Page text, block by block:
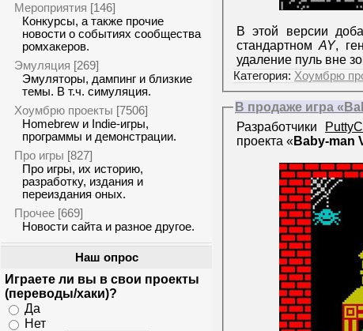
Мероприятия [146]
Конкурсы, а также прочие
новости о событиях сообщества
ромхакеров.
Эмуляция [269]
Эмуляторы, дампинг и близкие
темы. В т.ч. симуляция.
Хоумбрю проекты [7506]
Homebrew и Indie-игры,
программы и демонстрации.
Про игры [827]
Про игры, их историю,
разработку, издания и
переиздания оных.
Прочее [669]
Новости сайта и разное другое.
Наш опрос
Играете ли вы в свои проекты
(переводы/хаки)?
Да
Нет
В этой версии
стандартном AY,
удаление пуль вне
Категория: Хоумбрю
В продаже игра
Разработчики
проекта «Baby-man